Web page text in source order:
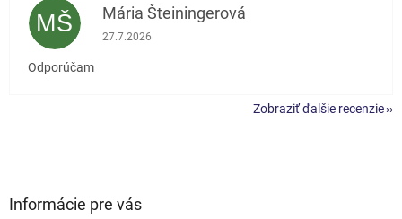
MŠ Mária Šteiningerová
Hodnotenie obchodu je 5 z 5 hviezdičiek.
27.7.2026
Odporúčam
Zobraziť ďalšie recenzie
Informácie pre vás